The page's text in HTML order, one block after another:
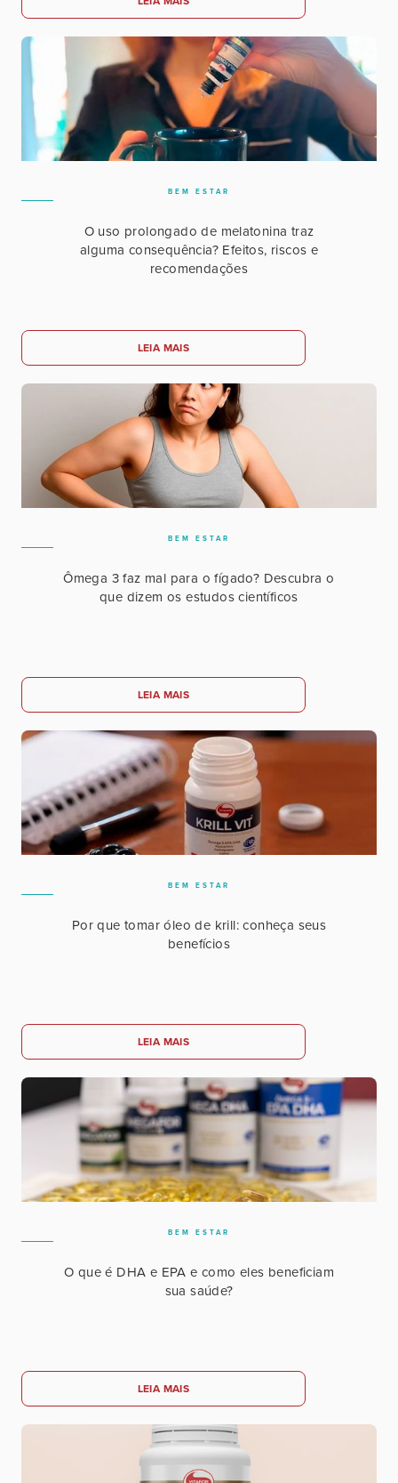
BEM ESTAR
O uso prolongado de melatonina traz
alguma consequência? Efeitos, riscos e
recomendações
LEIA MAIS
BEM ESTAR
Ômega 3 faz mal para o fígado? Descubra o
que dizem os estudos científicos
LEIA MAIS
BEM ESTAR
Por que tomar óleo de krill: conheça seus
benefícios
LEIA MAIS
BEM ESTAR
O que é DHA e EPA e como eles beneficiam
sua saúde?
LEIA MAIS